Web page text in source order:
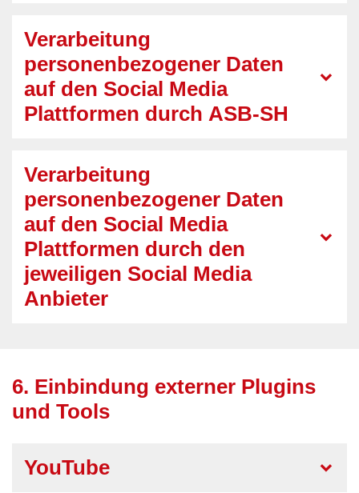
Verarbeitung
personenbezogener Daten
auf den Social Media
Plattformen durch ASB-SH
Verarbeitung
personenbezogener Daten
auf den Social Media
Plattformen durch den
jeweiligen Social Media
Anbieter
6. Einbindung externer Plugins
und Tools
YouTube